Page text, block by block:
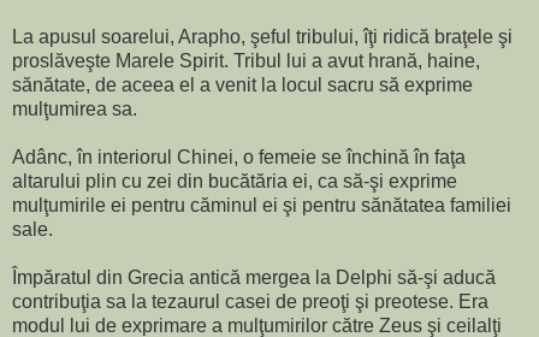
La apusul soarelui, Arapho, şeful tribului, îţi ridică braţele şi
proslăveşte Marele Spirit. Tribul lui a avut hrană, haine,
sănătate, de aceea el a venit la locul sacru să exprime
mulţumirea sa.
Adânc, în interiorul Chinei, o femeie se închină în faţa
altarului plin cu zei din bucătăria ei, ca să-şi exprime
mulţumirile ei pentru căminul ei şi pentru sănătatea familiei
sale.
Împăratul din Grecia antică mergea la Delphi să-şi aducă
contribuţia sa la tezaurul casei de preoţi şi preotese. Era
modul lui de exprimare a mulţumirilor către Zeus şi ceilalţi